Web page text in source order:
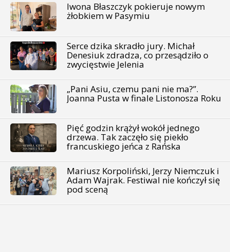
Iwona Błaszczyk pokieruje nowym
żłobkiem w Pasymiu
Serce dzika skradło jury. Michał
Denesiuk zdradza, co przesądziło o
zwycięstwie Jelenia
„Pani Asiu, czemu pani nie ma?”.
Joanna Pusta w finale Listonosza Roku
Pięć godzin krążył wokół jednego
drzewa. Tak zaczęło się piekło
francuskiego jeńca z Rańska
Mariusz Korpoliński, Jerzy Niemczuk i
Adam Wajrak. Festiwal nie kończył się
pod sceną